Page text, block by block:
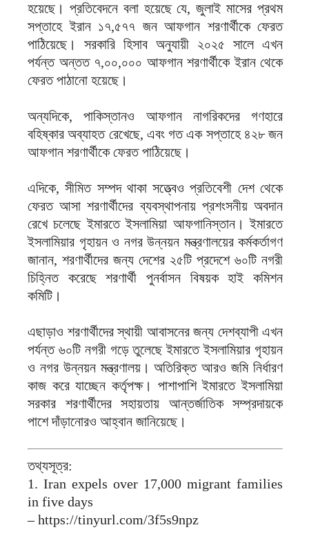
হয়েছে। প্রতিবেদনে বলা হয়েছে যে, জুলাই মাসের প্রথম
সপ্তাহে ইরান ১৭,৫৭৭ জন আফগান শরণার্থীকে ফেরত
পাঠিয়েছে। সরকারি হিসাব অনুযায়ী ২০২৫ সালে এখন
পর্যন্ত অন্তত ৭,০০,০০০ আফগান শরণার্থীকে ইরান থেকে
ফেরত পাঠানো হয়েছে।
অন্যদিকে, পাকিস্তানও আফগান নাগরিকদের গণহারে
বহিষ্কার অব্যাহত রেখেছে, এবং গত এক সপ্তাহে ৪২৮ জন
আফগান শরণার্থীকে ফেরত পাঠিয়েছে।
এদিকে, সীমিত সম্পদ থাকা সত্ত্বেও প্রতিবেশী দেশ থেকে
ফেরত আসা শরণার্থীদের ব্যবস্থাপনায় প্রশংসনীয় অবদান
রেখে চলেছে ইমারতে ইসলামিয়া আফগানিস্তান। ইমারতে
ইসলামিয়ার গৃহায়ন ও নগর উন্নয়ন মন্ত্রণালয়ের কর্মকর্তাগণ
জানান, শরণার্থীদের জন্য দেশের ২৫টি প্রদেশে ৬০টি নগরী
চিহ্নিত করেছে শরণার্থী পুনর্বাসন বিষয়ক হাই কমিশন
কমিটি।
এছাড়াও শরণার্থীদের স্থায়ী আবাসনের জন্য দেশব্যাপী এখন
পর্যন্ত ৬০টি নগরী গড়ে তুলেছে ইমারতে ইসলামিয়ার গৃহায়ন
ও নগর উন্নয়ন মন্ত্রণালয়। অতিরিক্ত আরও জমি নির্ধারণ
কাজ করে যাচ্ছেন কর্তৃপক্ষ। পাশাপাশি ইমারতে ইসলামিয়া
সরকার শরণার্থীদের সহায়তায় আন্তর্জাতিক সম্প্রদায়কে
পাশে দাঁড়ানোরও আহ্বান জানিয়েছে।
তথ্যসূত্র:
1. Iran expels over 17,000 migrant families
in five days
– https://tinyurl.com/3f5s9npz